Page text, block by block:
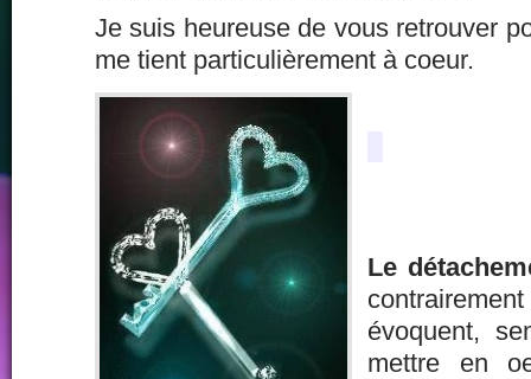
Je suis heureuse de vous retrouver
me tient particulièrement à coeur.
Le
évoquent,
mettre en